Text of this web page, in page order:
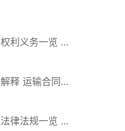
义务一览 主
同中
律法规一览 律